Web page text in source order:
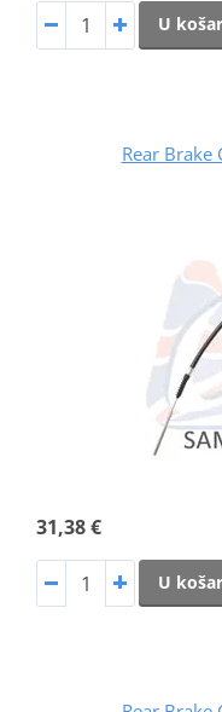
U
Rear Brake
31,38 €
U